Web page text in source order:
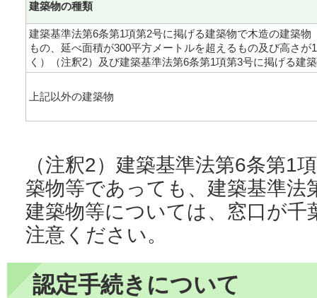
建築物の種類
建築基準法第6条第1項第2号に掲げる建築物で木造の建築物
もの、延べ面積が300平方メートルを超えるもの及び高さが
く）（注釈2）及び建築基準法第6条第1項第3号に掲げる建
上記以外の建築物
（注釈2）建築基準法第6条第1
築物等であっても、建築基準法
建築物等については、窓口が
注意ください。
認定手続きについて